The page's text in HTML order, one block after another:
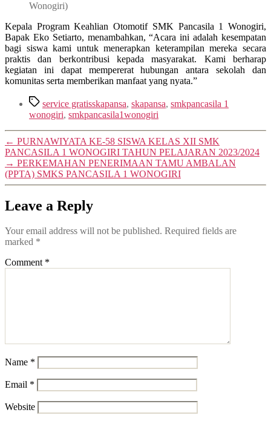
Wonogiri)
Kepala Program Keahlian Otomotif SMK Pancasila 1 Wonogiri,
Bapak Eko Setiarto, menambahkan, “Acara ini adalah kesempatan
bagi siswa kami untuk menerapkan keterampilan mereka secara
praktis dan berkontribusi kepada masyarakat. Kami berharap
kegiatan ini dapat mempererat hubungan antara sekolah dan
komunitas serta memberikan manfaat yang nyata.”
Tagsservice gratisskapansa, skapansa, smkpancasila 1
wonogiri, smkpancasila1wonogiri
← PURNAWIYATA KE-58 SISWA KELAS XII SMK
PANCASILA 1 WONOGIRI TAHUN PELAJARAN 2023/2024
→ PERKEMAHAN PENERIMAAN TAMU AMBALAN
(PPTA) SMKS PANCASILA 1 WONOGIRI
Leave a Reply
Your email address will not be published. Required fields are
marked *
Comment *
Name *
Email *
Website